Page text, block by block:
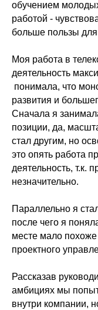
обучением
работой -
больше пользы
Моя работа в
деятельность
понимала, что
развития и
Сначала я
позиции, да,
стал другим, но
это опять работа
деятельность, т.к.
незначительно.
Параллельно я
после чего я
месте мало
проектного
Рассказав
амбициях мы
внутри компании,